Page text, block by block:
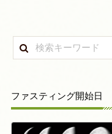
ファスティング開始日